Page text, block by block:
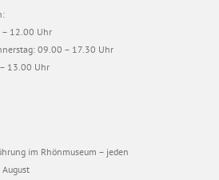
– 12.00 Uhr
09.00 – 17.30 Uhr
13.00 Uhr
im Rhönmuseum – jeden